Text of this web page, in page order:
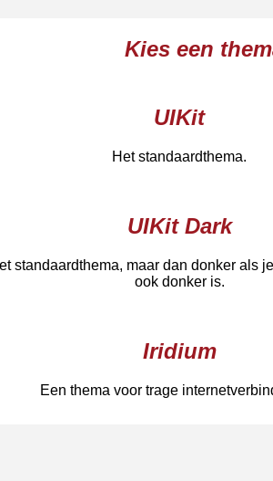
Kies een
UIKit
Het standaardthema.
UIKit Dark
standaardthema, maar dan donker als
ook donker is.
Iridium
Een thema voor trage